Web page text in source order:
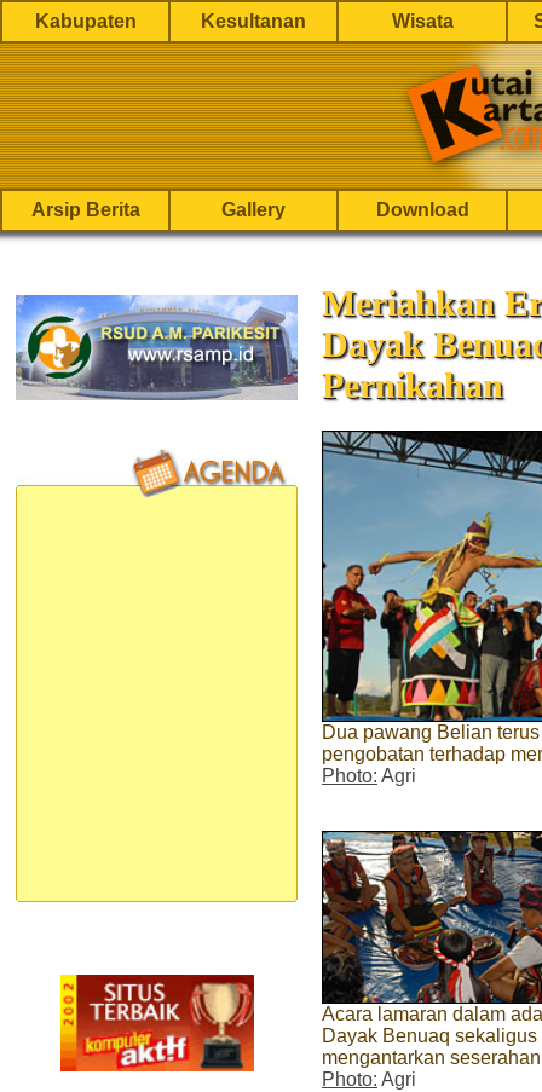
Kabupaten Kesultanan Wisata
Arsip Berita Gallery Download
Meriahkan
Dayak
Pernikahan
Dua pawang Belian
pengobatan terhadap
Photo: Agri
Acara lamaran dalam
Dayak Benuaq sekaligus
mengantarkan seserahan
Photo: Agri